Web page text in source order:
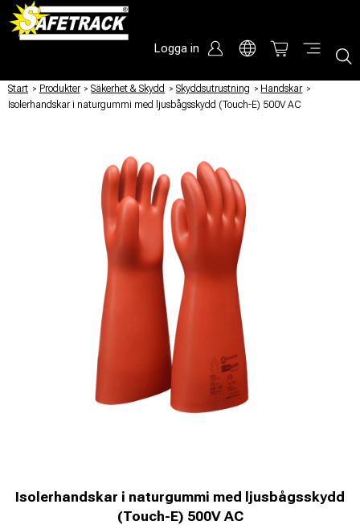
Logga in
Start / Produkter / Säkerhet & Skydd / Skyddsutrustning / Handskar /
Isolerhandskar i naturgummi med ljusbågsskydd (Touch-E) 500V AC
Isolerhandskar i naturgummi med ljusbågsskydd
(Touch-E) 500V AC